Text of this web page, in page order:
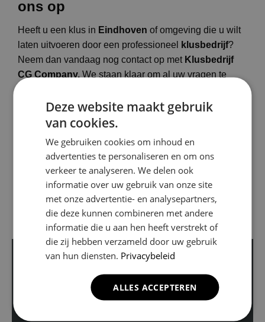
ons op
Heeft u een klus in Eindhoven of omgeving die u wilt
laten uitvoeren door een professioneel
klusbedrijf?
Neem dan vandaag nog contact op met Klusbedrijf
CG Company. We staan klaar om al uw vragen te
project tot leven te brengen.
Wacht niet langer en laat uw klus over aan de
vakmannenvan Klusbedrijf CG Company. U zult
versteld staan van het vakmanschap, de kwaliteit en
de service die wij bieden. Ontdek waarom we de
voorkeurskeuze zijn van vele tevreden klanten
Eindhoven!
Geïnteresseerd in één van onze
Deze website maakt gebruik
van cookies.
We gebruiken cookies om inhoud en
advertenties te personaliseren en om ons
verkeer te analyseren. We delen ook
informatie over uw gebruik van onze site
met onze advertentie- en analysepartners,
die deze kunnen combineren met andere
informatie die u aan hen heeft verstrekt of
die zij hebben verzameld door uw gebruik
van hun diensten. Privacybeleid
ALLES ACCEPTEREN